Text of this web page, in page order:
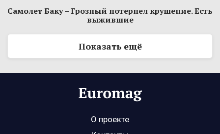
Самолет Баку – Грозный потерпел крушение. Есть
выжившие
Показать ещё
О проекте